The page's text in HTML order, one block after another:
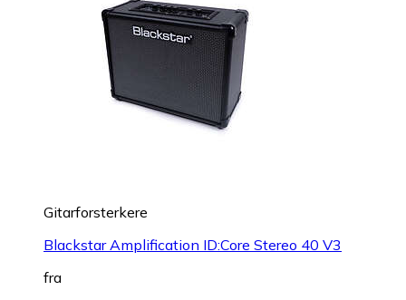
Gitarforsterkere
Blackstar Amplification ID:Core Stereo 40 V3
fra